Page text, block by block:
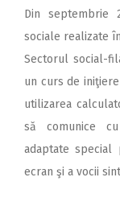
Din septembrie
sociale realizate
Sectorul social-
un curs de
utilizarea
să comunice
adaptate special
ecran şi a vocii